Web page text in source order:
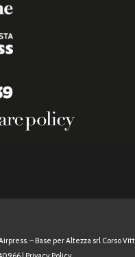
– Base per Altezza srl Corso